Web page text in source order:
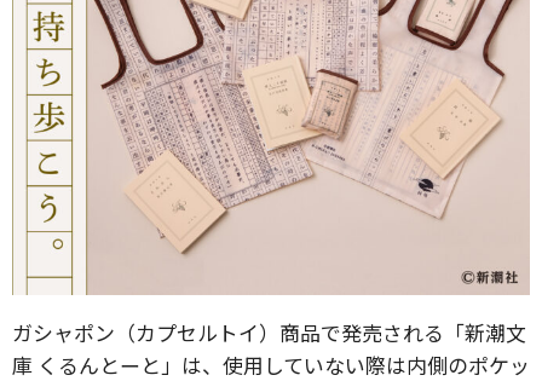
ガシャポン（カプセルトイ）商品で発売される「新潮文
庫 くるんとーと」は、使用していない際は内側のポケッ